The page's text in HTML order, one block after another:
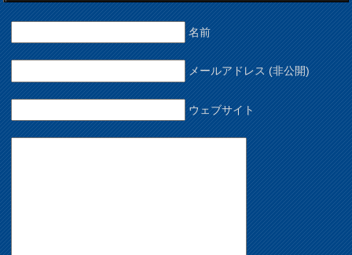
名前
メールアドレス (非公開)
ウェブサイト